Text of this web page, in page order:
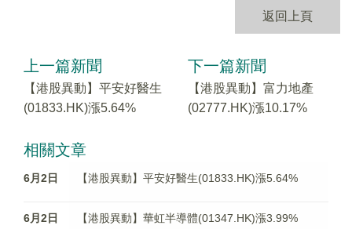
返回上頁
上一篇新聞
【港股異動】平安好醫生
(01833.HK)漲5.64%
下一篇新聞
【港股異動】富力地產
(02777.HK)漲10.17%
相關文章
6月2日 【港股異動】平安好醫生(01833.HK)漲5.64%
6月2日 【港股異動】華虹半導體(01347.HK)漲3.99%